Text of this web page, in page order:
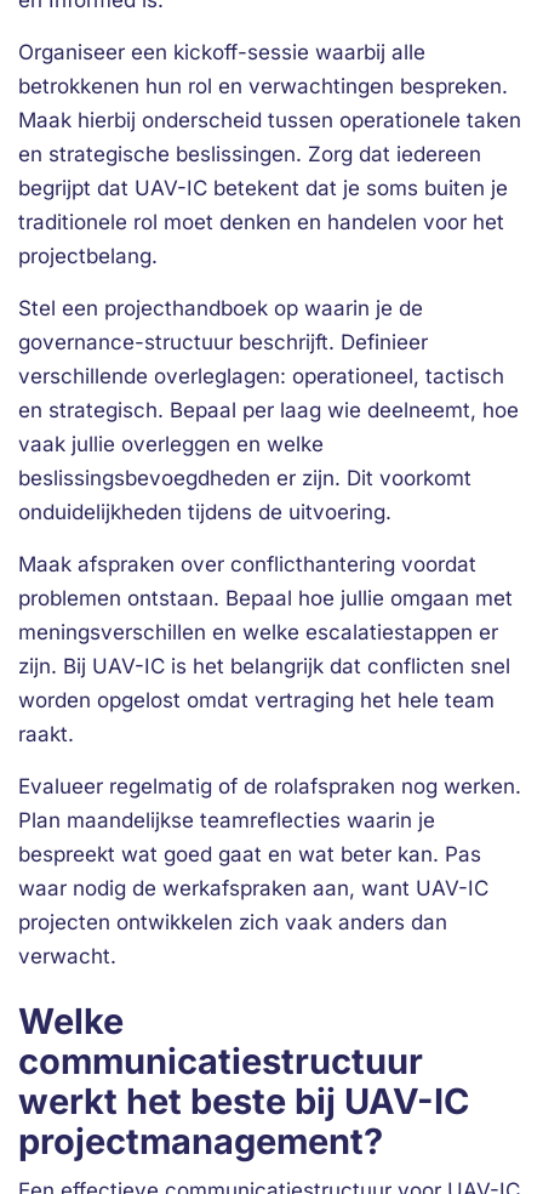
Organiseer een kickoff-sessie waarbij alle
betrokkenen hun rol en verwachtingen bespreken.
Maak hierbij onderscheid tussen operationele taken
en strategische beslissingen. Zorg dat iedereen
begrijpt dat UAV-IC betekent dat je soms buiten je
traditionele rol moet denken en handelen voor het
projectbelang.
Stel een projecthandboek op waarin je de
governance-structuur beschrijft. Definieer
verschillende overleglagen: operationeel, tactisch
en strategisch. Bepaal per laag wie deelneemt, hoe
vaak jullie overleggen en welke
beslissingsbevoegdheden er zijn. Dit voorkomt
onduidelijkheden tijdens de uitvoering.
Maak afspraken over conflicthantering voordat
problemen ontstaan. Bepaal hoe jullie omgaan met
meningsverschillen en welke escalatiestappen er
zijn. Bij UAV-IC is het belangrijk dat conflicten snel
worden opgelost omdat vertraging het hele team
raakt.
Evalueer regelmatig of de rolafspraken nog werken.
Plan maandelijkse teamreflecties waarin je
bespreekt wat goed gaat en wat beter kan. Pas
waar nodig de werkafspraken aan, want UAV-IC
projecten ontwikkelen zich vaak anders dan
verwacht.
Welke
communicatiestructuur
werkt het beste bij UAV-IC
projectmanagement?